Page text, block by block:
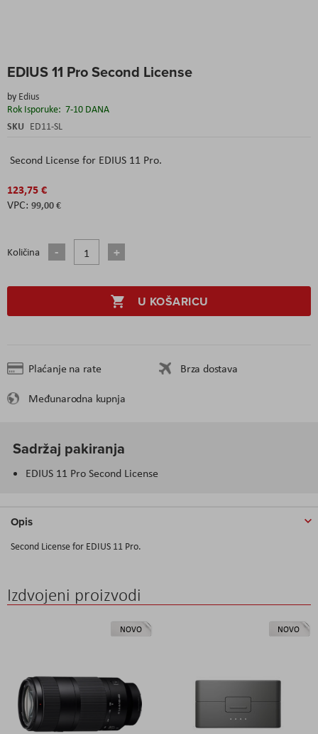
EDIUS 11 Pro Second License
by Edius
Rok Isporuke: 7-10 DANA
SKU ED11-SL
Second License for EDIUS 11 Pro.
123,75 €
99,00 €
Količina
U KOŠARICU
Plaćanje na rate
Brza dostava
Međunarodna kupnja
to
beginning
of
the
Sadržaj pakiranja
EDIUS 11 Pro Second License
Opis
Second License for EDIUS 11 Pro.
Izdvojeni proizvodi
NOVO NOVO